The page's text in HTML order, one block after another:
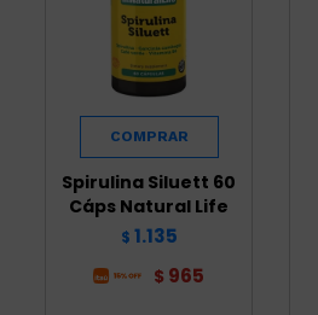
Spirulina Siluett 60
Cáps Natural Life
$ 1.135
$ 965